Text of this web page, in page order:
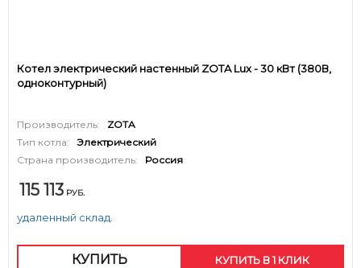
Котел электрический настенный ZOTA Lux - 30 кВт (380В,
одноконтурный)
Производитель:
ZOTA
Тип котла:
Электрический
Страна производитель:
Россия
115 113 РУБ.
удаленный склад.
КУПИТЬ КУПИТЬ В 1 КЛИК